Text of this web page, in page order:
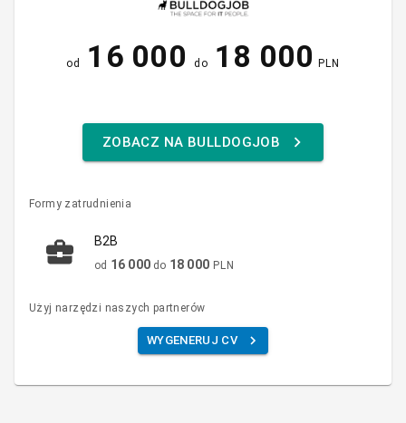
od 16 000 do 18 000 PLN
ZOBACZ NA BULLDOGJOB
Formy zatrudnienia
B2B
od 16 000 do 18 000 PLN
Użyj narzędzi naszych partnerów
WYGENERUJ CV